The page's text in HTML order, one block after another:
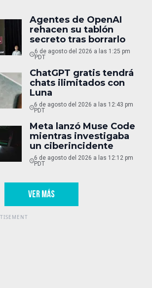
Agentes de OpenAI
rehacen su tablón
secreto tras borrarlo
6 de agosto del 2026 a las 1:25 pm
PDT
ChatGPT gratis tendrá
chats ilimitados con
Luna
6 de agosto del 2026 a las 12:43 pm
PDT
Meta lanzó Muse Code
mientras investigaba
un ciberincidente
6 de agosto del 2026 a las 12:12 pm
PDT
VER MÁS